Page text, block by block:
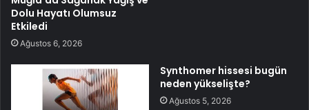
Dolu Hayatı Olumsuz
Etkiledi
Ağustos 6, 2026
Synthomer hissesi bugün
neden yükselişte?
Ağustos 5, 2026